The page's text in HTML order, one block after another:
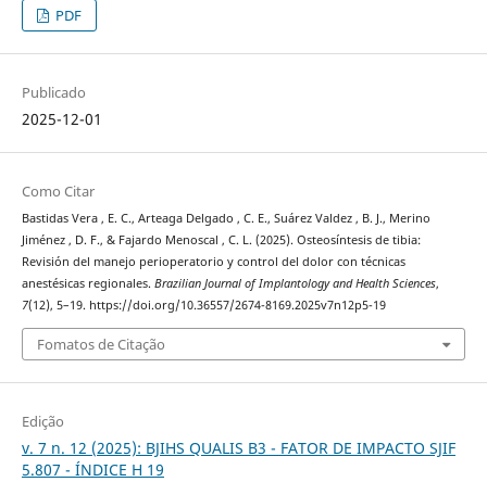
PDF
Publicado
2025-12-01
Como Citar
Bastidas Vera , E. C., Arteaga Delgado , C. E., Suárez Valdez , B. J., Merino
Jiménez , D. F., & Fajardo Menoscal , C. L. (2025). Osteosíntesis de tibia:
Revisión del manejo perioperatorio y control del dolor con técnicas
anestésicas regionales. Brazilian Journal of Implantology and Health Sciences,
7(12), 5–19. https://doi.org/10.36557/2674-8169.2025v7n12p5-19
Fomatos de Citação
Edição
v. 7 n. 12 (2025): BJIHS QUALIS B3 - FATOR DE IMPACTO SJIF
5.807 - ÍNDICE H 19